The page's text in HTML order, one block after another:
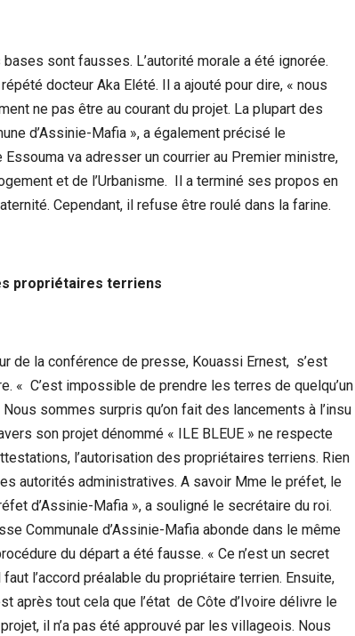
bases sont fausses. L’autorité morale a été ignorée.
docteur Aka Elété. Il a ajouté pour dire, « nous
ne pas être au courant du projet. La plupart des
d’Assinie-Mafia », a également précisé le
va adresser un courrier au Premier ministre,
et de l’Urbanisme. Il a terminé ses propos en
Cependant, il refuse être roulé dans la farine.
propriétaires terriens
de la conférence de presse, Kouassi Ernest, s’est
« C’est impossible de prendre les terres de quelqu’un
sommes surpris qu’on fait des lancements à l’insu
son projet dénommé « ILE BLEUE » ne respecte
l’autorisation des propriétaires terriens. Rien
autorités administratives. A savoir Mme le préfet, le
d’Assinie-Mafia », a souligné le secrétaire du roi.
Communale d’Assinie-Mafia abonde dans le même
du départ a été fausse. « Ce n’est un secret
l’accord préalable du propriétaire terrien. Ensuite,
après tout cela que l’état de Côte d’Ivoire délivre le
il n’a pas été approuvé par les villageois. Nous